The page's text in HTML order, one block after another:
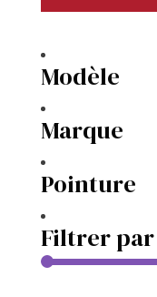
Modèle
Marque
Pointure
Filtrer